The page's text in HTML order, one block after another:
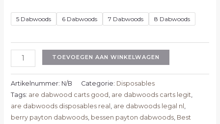
5 Dabwoods 6 Dabwoods 7 Dabwoods 8 Dabwoods
TOEVOEGEN AAN WINKELWAGEN
Artikelnummer: N/B Categorie: Disposables
Tags: are dabwood carts good are dabwoods carts legit
are dabwoods disposables real are dabwoods legal nl
berry payton dabwoods, bessen payton dabwoods, Best